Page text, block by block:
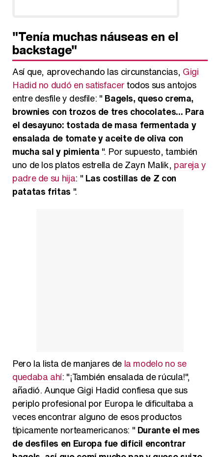
"Tenía muchas náuseas en el
backstage"
Así que, aprovechando las circunstancias, Gigi
Hadid no dudó en satisfacertodos sus antojos
entre desfile y desfile: " Bagels, queso crema,
brownies con trozos de tres chocolates... Para
el desayuno: tostada de masa fermentada y
ensalada de tomate y aceite de oliva con
mucha sal y pimienta ". Por supuesto, también
uno de los platos estrella de Zayn Malik, pareja y
padre de su hija: " Las costillas de Z con
patatas fritas ".
Pero la lista de manjares de la modelo no se
quedaba ahí: "¡También ensalada de rúcula!",
añadió. Aunque Gigi Hadid confiesa que sus
periplo profesional por Europa le dificultaba a
veces encontrar alguno de esos productos
típicamente norteamericanos: " Durante el mes
de desfiles en Europa fue difícil encontrar